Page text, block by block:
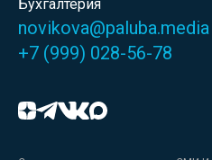
Бухгалтерия
novikova@paluba.media
+7 (999) 028-56-78